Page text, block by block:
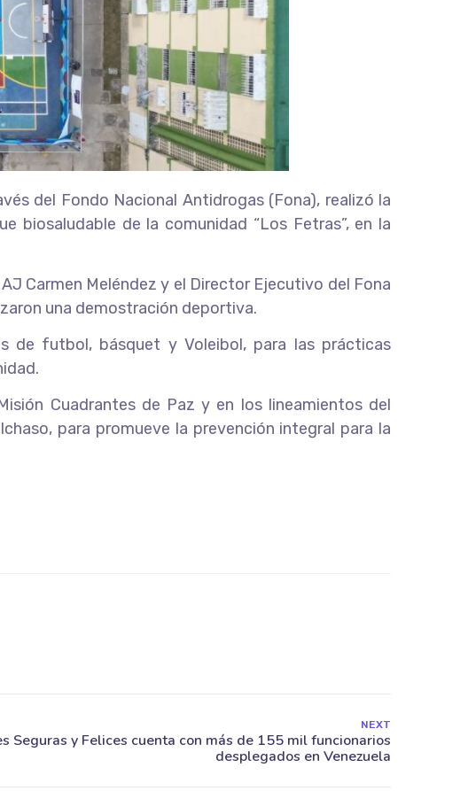
del Fondo Nacional Antidrogas (Fona), realizó la
biosaludable de la comunidad “Los Fetras”, en la
Carmen Meléndez y el Director Ejecutivo del Fona
una demostración deportiva.
de futbol, básquet y Voleibol, para las prácticas
Cuadrantes de Paz y en los lineamientos del
para promueve la prevención integral para la
NEXT